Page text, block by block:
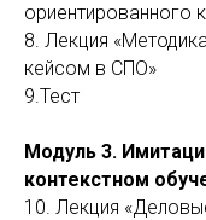
ориентированного
8. Лекция
кейсом в СПО»
9.Тест
Модуль 3.
контекстном
10. Лекция